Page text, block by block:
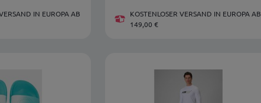
IN EUROPA AB
KOSTENLOSER VERSAND IN EUROPA AB
149,00 €